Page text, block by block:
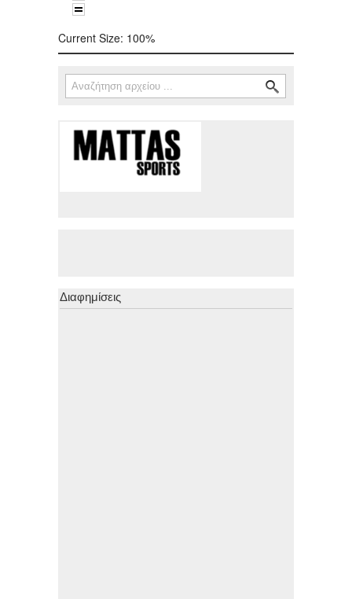
Current Size: 100%
Φόρμα αναζήτησης
Αναζήτηση
Διαφημίσεις